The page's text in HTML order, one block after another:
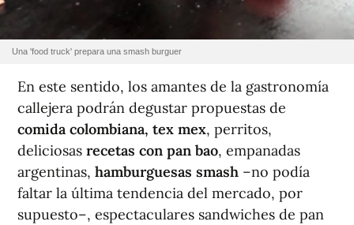
Una 'food truck' prepara una smash burguer
En este sentido, los amantes de la gastronomía
callejera podrán degustar propuestas de
comida colombiana, tex mex, perritos,
deliciosas recetas con pan bao, empanadas
argentinas, hamburguesas smash –no podía
faltar la última tendencia del mercado, por
supuesto–, espectaculares sandwiches de pan